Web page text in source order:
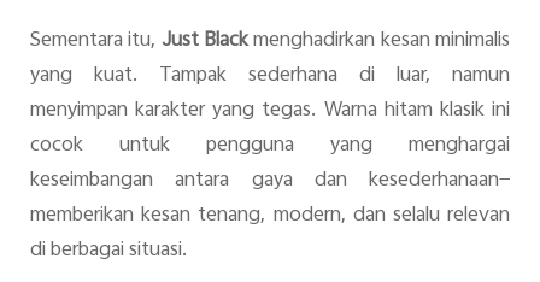
Sementara itu, Just Blackmenghadirkan kesan minimalis
yang kuat. Tampak sederhana di luar, namun
menyimpan karakter yang tegas. Warna hitam klasik ini
cocok untuk pengguna yang menghargai
keseimbangan antara gaya dan kesederhanaan—
memberikan kesan tenang, modern, dan selalu relevan
di berbagai situasi.